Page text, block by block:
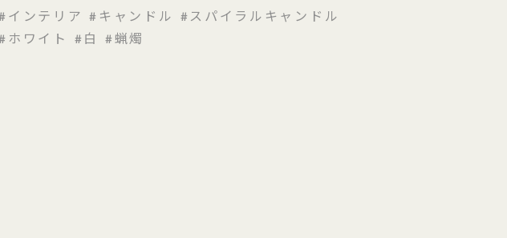
インテリア キャンドル
スパイラルキャンドル
ホワイト
白 蝋燭